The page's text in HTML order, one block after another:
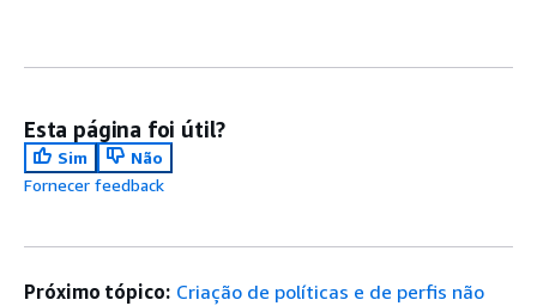
Esta página foi útil?
Sim
Não
Fornecer feedback
Próximo tópico: Criação de políticas e de perfis não